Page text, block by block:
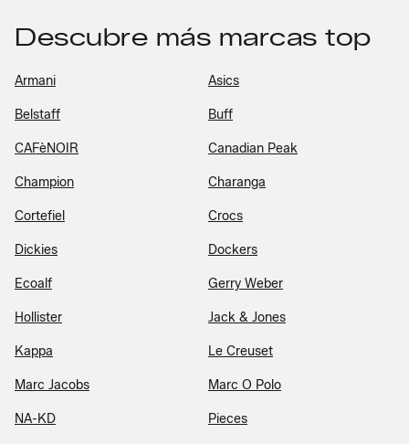
Descubre más marcas top
Armani Asics
Belstaff Buff
CAFèNOIR Canadian Peak
Champion Charanga
Cortefiel Crocs
Dickies Dockers
Ecoalf Gerry Weber
Hollister Jack & Jones
Kappa Le Creuset
Marc Jacobs Marc O Polo
NA-KD Pieces